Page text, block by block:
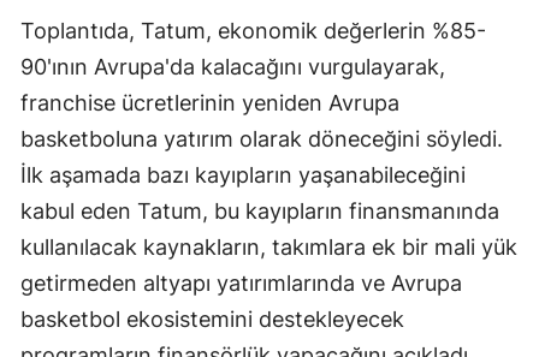
Toplantıda, Tatum, ekonomik değerlerin %85-
90'ının Avrupa'da kalacağını vurgulayarak,
franchise ücretlerinin yeniden Avrupa
basketboluna yatırım olarak döneceğini söyledi.
İlk aşamada bazı kayıpların yaşanabileceğini
kabul eden Tatum, bu kayıpların finansmanında
kullanılacak kaynakların, takımlara ek bir mali yük
getirmeden altyapı yatırımlarında ve Avrupa
basketbol ekosistemini destekleyecek